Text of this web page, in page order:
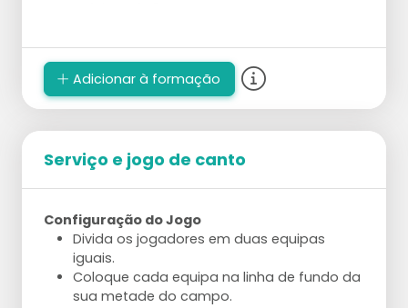
Vervolg
O treinador joga a bola de volta para o
passador, repita e receba ou jogue fora se
levantadores, o treinador saca.
Com 5 jogadores: 2 levantadores alternam.
Com 6 jogadores: divida em dois grupos e
use ambos os lados do campo.
Técnica
Trabalhe na técnica correta – gire em
direção ao poste antes de fazer o
Adicionar à formação
Serviço e jogo de canto
Configuração do Jogo
Divida os jogadores em duas equipas
iguais.
Coloque cada equipa na linha de fundo da
sua metade do campo.